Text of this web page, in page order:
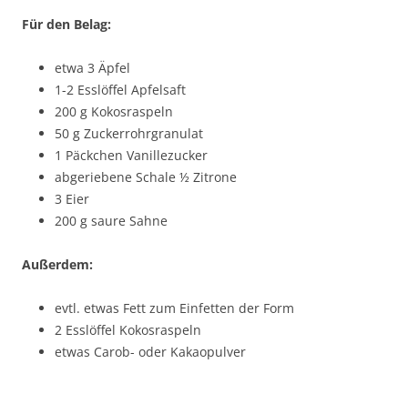
Für den Belag:
etwa 3 Äpfel
1-2 Esslöffel Apfelsaft
200 g Kokosraspeln
50 g Zuckerrohrgranulat
1 Päckchen Vanillezucker
abgeriebene Schale ½ Zitrone
3 Eier
200 g saure Sahne
Außerdem:
evtl. etwas Fett zum Einfetten der Form
2 Esslöffel Kokosraspeln
etwas Carob- oder Kakaopulver